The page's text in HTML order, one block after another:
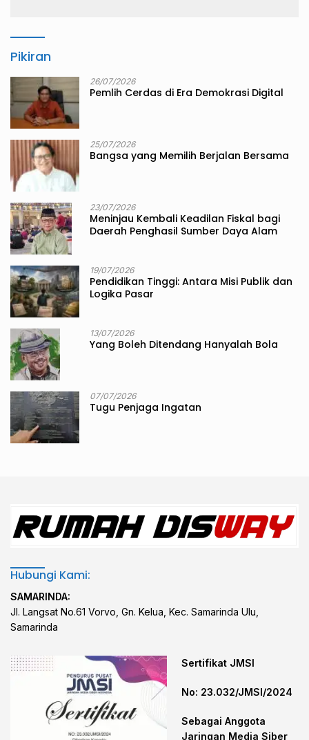
Pikiran
26/07/2026
Pemlih Cerdas di Era Demokrasi Digital
25/07/2026
Bangsa yang Memilih Berjalan Bersama
23/07/2026
Meninjau Kembali Keadilan Fiskal bagi
Daerah Penghasil Sumber Daya Alam
19/07/2026
Pendidikan Tinggi: Antara Misi Publik dan
Logika Pasar
13/07/2026
Yang Boleh Ditendang Hanyalah Bola
07/07/2026
Tugu Penjaga Ingatan
Hubungi Kami:
SAMARINDA:
Jl. Langsat No.61 Vorvo, Gn. Kelua, Kec. Samarinda Ulu,
Samarinda
Sertifikat JMSI
No: 23.032/JMSI/2024
Sebagai Anggota
Jaringan Media Siber